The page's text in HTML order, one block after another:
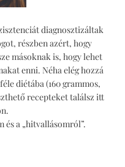
diagnosztizáltak
részben azért, hogy
másoknak is, hogy lehet
enni. Néha elég hozzá
diétába (160 grammos,
recepteket találsz itt
és a „hitvallásomról”.